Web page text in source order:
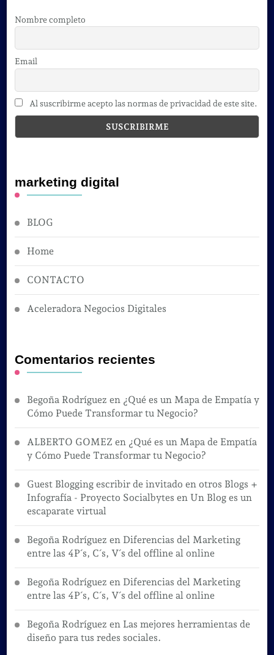
Nombre completo
Email
Al suscribirme acepto las normas de privacidad de este site.
marketing digital
BLOG
Home
CONTACTO
Aceleradora Negocios Digitales
Comentarios recientes
Begoña Rodríguez en ¿Qué es un Mapa de Empatía y
Cómo Puede Transformar tu Negocio?
ALBERTO GOMEZ en ¿Qué es un Mapa de Empatía
y Cómo Puede Transformar tu Negocio?
Guest Blogging escribir de invitado en otros Blogs +
Infografía - Proyecto Socialbytes en Un Blog es un
escaparate virtual
Begoña Rodríguez en Diferencias del Marketing
entre las 4P´s, C´s, V´s del offline al online
Begoña Rodríguez en Diferencias del Marketing
entre las 4P´s, C´s, V´s del offline al online
Begoña Rodríguez en Las mejores herramientas de
diseño para tus redes sociales.